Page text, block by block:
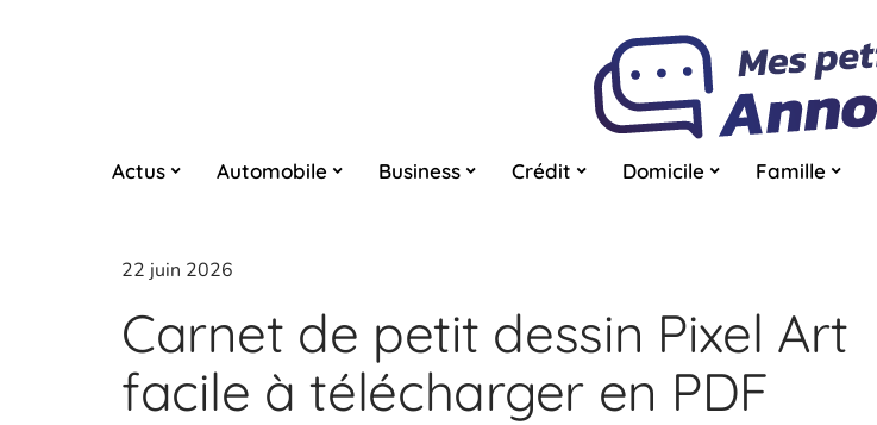
Actus Automobile Business Crédit Domicile Famille
22 juin 2026
Carnet de petit dessin Pixel Art
facile à télécharger en PDF